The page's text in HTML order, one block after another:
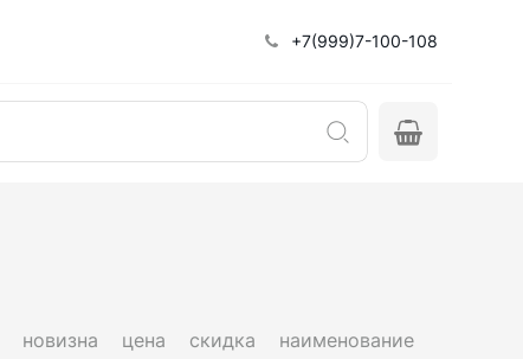
+7(999)7-100-108
новизна цена скидка наименование